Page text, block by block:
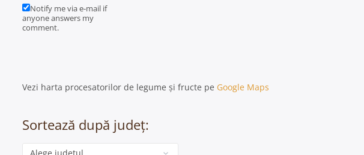
Notify me via e-mail if
anyone answers my
comment.
Vezi harta procesatorilor de legume și fructe pe Google Maps
Sortează după județ:
Categorie